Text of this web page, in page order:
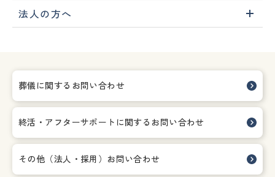
法人の方へ
葬儀に関するお問い合わせ
終活・アフターサポートに関する お問い合わせ
その他（法人・採用）お問い合わせ